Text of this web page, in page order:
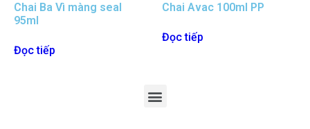
Chai Ba Vì màng seal
95ml
Đọc tiếp
Chai Avac 100ml PP
Đọc tiếp